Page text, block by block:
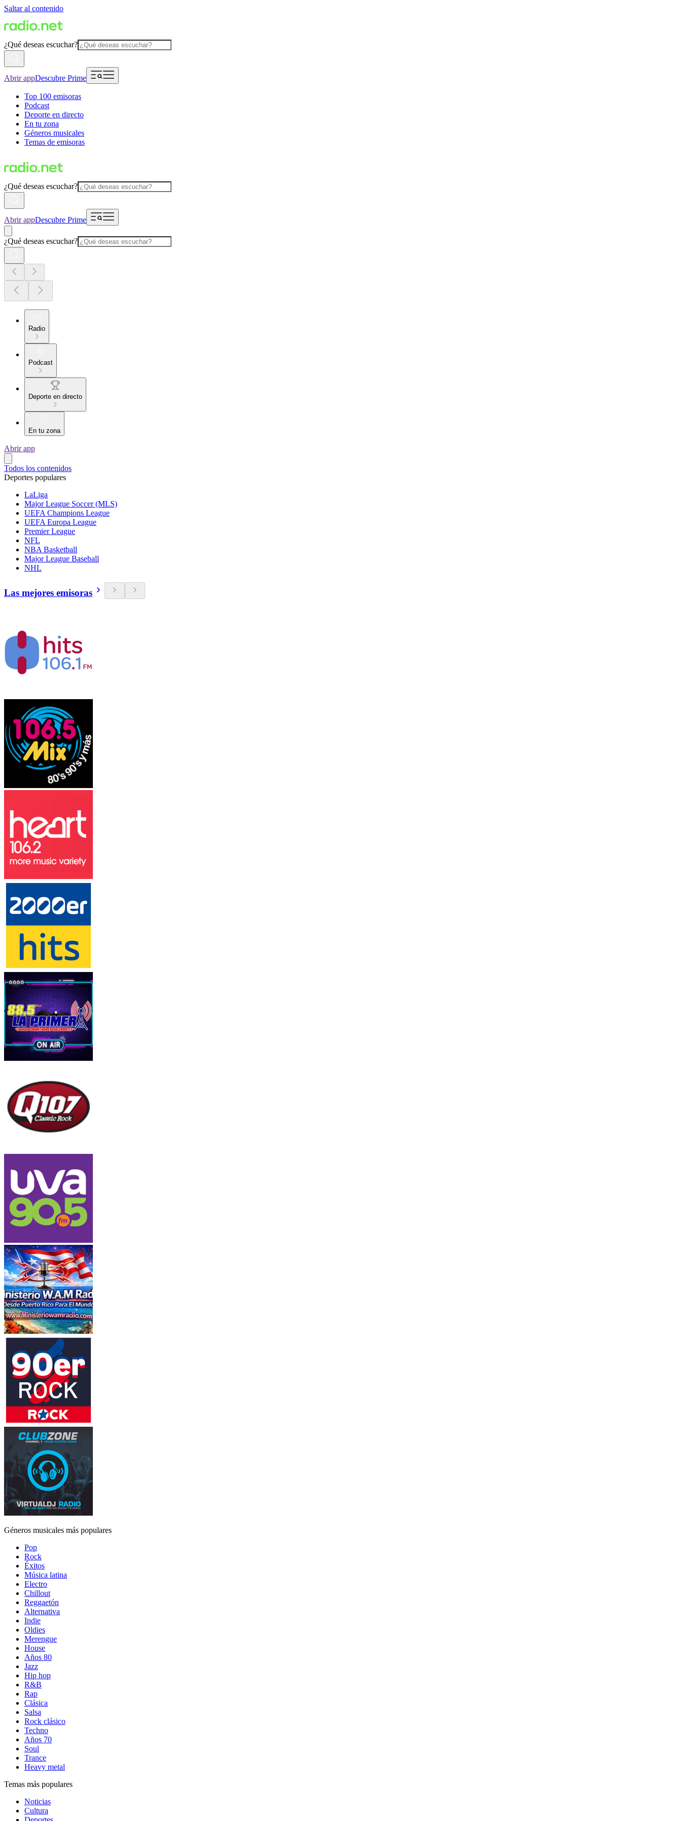
Saltar al contenido
¿Qué deseas escuchar?
Abrir appDescubre Prime
Top 100 emisoras
Podcast
Deporte en directo
En tu zona
Géneros musicales
Temas de emisoras
¿Qué deseas escuchar?
Abrir appDescubre Prime
¿Qué deseas escuchar?
Radio
Podcast
Deporte en directo
En tu zona
Abrir app
Todos los contenidos
Deportes populares
LaLiga
Major League Soccer (MLS)
UEFA Champions League
UEFA Europa League
Premier League
NFL
NBA Basketball
Major League Baseball
NHL
Las mejores emisoras
Géneros musicales más populares
Pop
Rock
Éxitos
Música latina
Electro
Chillout
Reggaetón
Alternativa
Indie
Oldies
Merengue
House
Años 80
Jazz
Hip hop
R&B
Rap
Clásica
Salsa
Rock clásico
Techno
Años 70
Soul
Trance
Heavy metal
Temas más populares
Noticias
Cultura